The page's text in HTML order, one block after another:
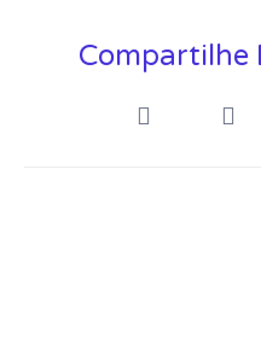
Compartilhe